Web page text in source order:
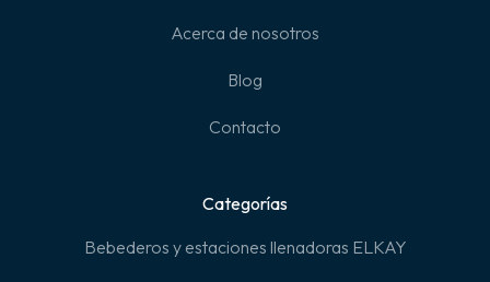
Acerca de nosotros
Blog
Contacto
Categorías
Bebederos y estaciones llenadoras ELKAY